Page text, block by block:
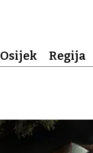
Osijek Regija